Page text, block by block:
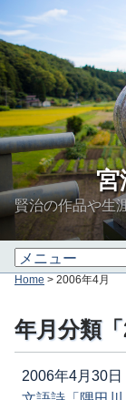
宮
賢治の作品や生
Home > 2006年4月
年月分類
2006年4月30日